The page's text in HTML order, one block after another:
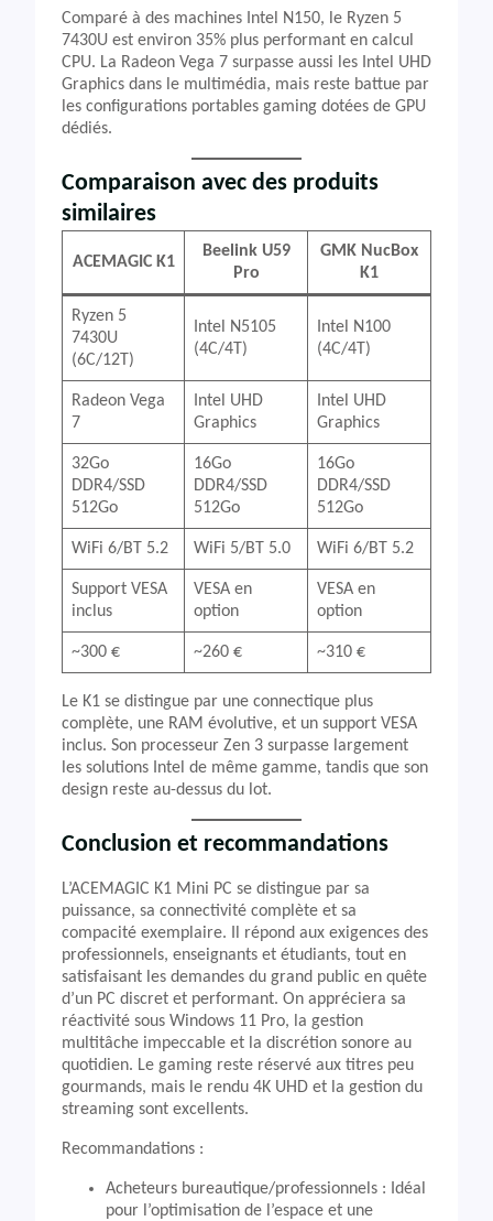
Comparé à des machines Intel N150, le Ryzen 5
7430U est environ 35% plus performant en calcul
CPU. La Radeon Vega 7 surpasse aussi les Intel UHD
Graphics dans le multimédia, mais reste battue par
les configurations portables gaming dotées de GPU
dédiés.
Comparaison avec des produits
similaires
ACEMAGIC K1
Beelink U59
Pro
GMK NucBox
K1
Ryzen 5
7430U
(6C/12T)
Intel N5105
(4C/4T)
Intel N100
(4C/4T)
Radeon Vega
7
Intel UHD
Graphics
Intel UHD
Graphics
32Go
DDR4/SSD
512Go
16Go
DDR4/SSD
512Go
16Go
DDR4/SSD
512Go
WiFi 6/BT 5.2 WiFi 5/BT 5.0 WiFi 6/BT 5.2
Support VESA
inclus
VESA en
option
VESA en
option
~300 € ~260 € ~310 €
Le K1 se distingue par une connectique plus
complète, une RAM évolutive, et un support VESA
inclus. Son processeur Zen 3 surpasse largement
les solutions Intel de même gamme, tandis que son
design reste au-dessus du lot.
Conclusion et recommandations
L’ACEMAGIC K1 Mini PC se distingue par sa
puissance, sa connectivité complète et sa
compacité exemplaire. Il répond aux exigences des
professionnels, enseignants et étudiants, tout en
satisfaisant les demandes du grand public en quête
d’un PC discret et performant. On appréciera sa
réactivité sous Windows 11 Pro, la gestion
multitâche impeccable et la discrétion sonore au
quotidien. Le gaming reste réservé aux titres peu
gourmands, mais le rendu 4K UHD et la gestion du
streaming sont excellents.
Recommandations :
Acheteurs bureautique/professionnels : Idéal
pour l’optimisation de l’espace et une